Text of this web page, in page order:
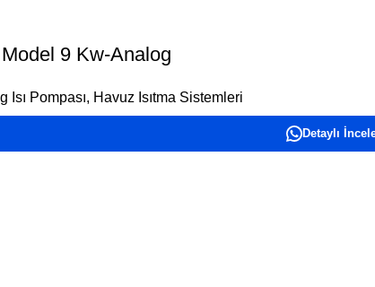
9 Kw-Analog
Isı Pompası, Havuz Isıtma Sistemleri
Detaylı